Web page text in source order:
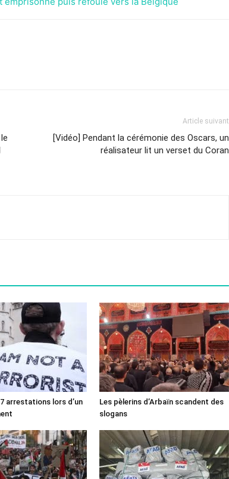
Article suivant
[Vidéo] Pendant la cérémonie des Oscars, un
réalisateur lit un verset du Coran
arrestations lors d’un
Les pèlerins d’Arbaïn scandent des
slogans